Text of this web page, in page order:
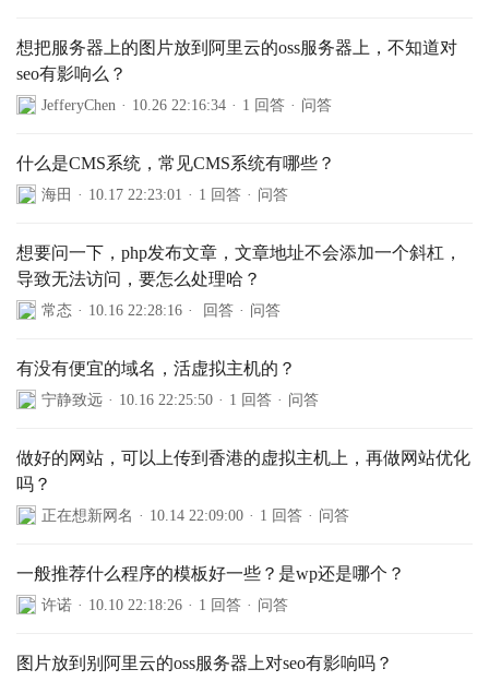
​想把服务器上的图片放到阿里云的oss服务器上，不知道对
seo有影响么？
JefferyChen · 10.26 22:16:34 · 1 回答 · 问答
什么是CMS系统，常见CMS系统有哪些？
海田 · 10.17 22:23:01 · 1 回答 · 问答
想要问一下，php发布文章，文章地址不会添加一个斜杠，
导致无法访问，要怎么处理哈？
常态 · 10.16 22:28:16 · 回答 · 问答
有没有便宜的域名，活虚拟主机的？
宁静致远 · 10.16 22:25:50 · 1 回答 · 问答
做好的网站，可以上传到香港的虚拟主机上，再做网站优化
吗？
正在想新网名 · 10.14 22:09:00 · 1 回答 · 问答
一般推荐什么程序的模板好一些？是wp还是哪个？
许诺 · 10.10 22:18:26 · 1 回答 · 问答
图片放到别阿里云的oss服务器上对seo有影响吗？